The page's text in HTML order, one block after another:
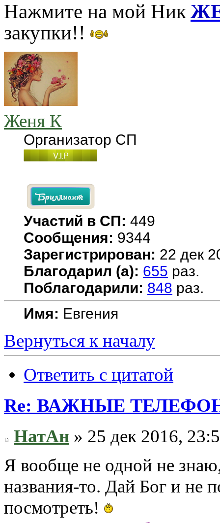
Нажмите на мой Ник
закупки!!
Женя К
Организатор СП
Участий в СП: 449
Сообщения: 9344
Зарегистрирован: 22 дек
Благодарил (а): 655 раз.
Поблагодарили: 848 раз.
Имя: Евгения
Вернуться к началу
Ответить с цитатой
Re: ВАЖНЫЕ
НатАн » 25 дек 2016,
Я вообще не одной не
названия-то. Дай Бог и не
посмотреть!